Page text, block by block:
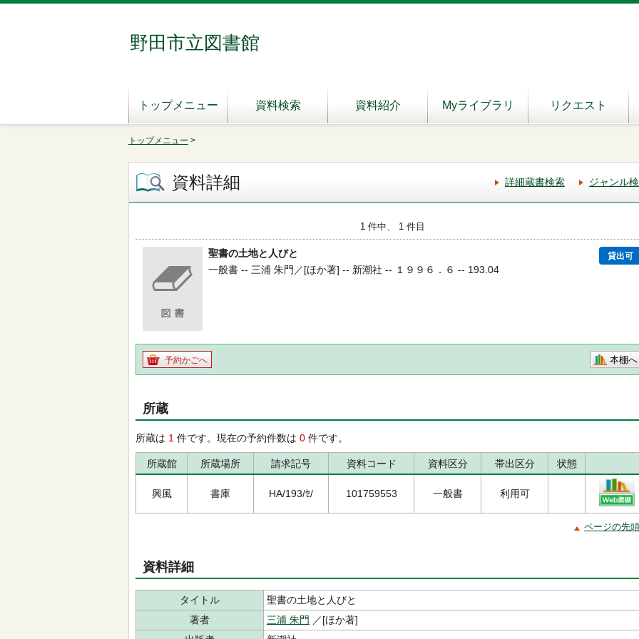
野田市立図書館
トップメニュー 資料検索 資料紹介 Myライブラリ リクエスト
トップメニュー >
資料詳細 詳細蔵書検索 ジャンル
1 件中、 1 件目
聖書の土地と人びと 貸出可
一般書 -- 三浦 朱門／[ほか著] -- 新潮社 -- １９９６．６ -- 193.04
予約かごへ 本棚へ
所蔵
所蔵は 1 件です。現在の予約件数は 0 件です。
所蔵館 所蔵場所 請求記号 資料コード 資料区分 帯出区分 状態
興風 書庫 HA/193/ｾ/ 101759553 一般書 利用可
ページの先
資料詳細
タイトル
聖書の土地と人びと
著者
三浦 朱門 ／[ほか著]